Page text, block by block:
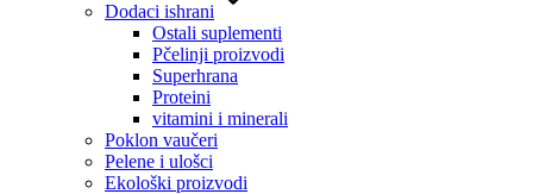
Dodaci ishrani
Ostali suplementi
Pčelinji proizvodi
Superhrana
Proteini
vitamini i minerali
Poklon vaučeri
Pelene i ulošci
Ekološki proizvodi